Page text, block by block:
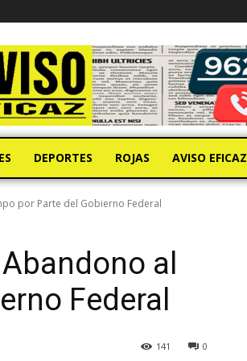
DEPORTES ROJAS AVISO EFICAZ
por Parte del Gobierno Federal
al
Federal
0
141